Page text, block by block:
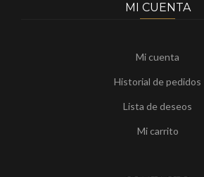
MI CUENTA
Mi cuenta
Historial de pedidos
Lista de deseos
Mi carrito